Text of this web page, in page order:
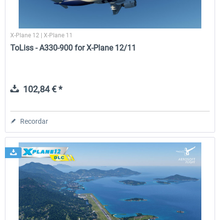
X-Plane 12 | X-Plane 11
ToLiss - A330-900 for X-Plane 12/11
102,84 € *
Recordar